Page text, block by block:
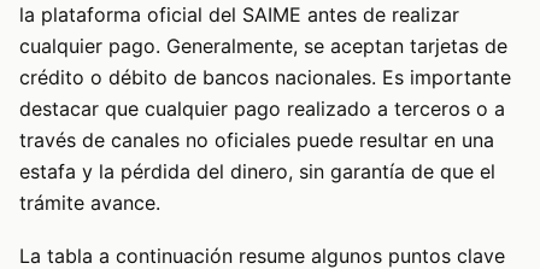
la plataforma oficial del SAIME antes de realizar
cualquier pago. Generalmente, se aceptan tarjetas de
crédito o débito de bancos nacionales. Es importante
destacar que cualquier pago realizado a terceros o a
través de canales no oficiales puede resultar en una
estafa y la pérdida del dinero, sin garantía de que el
trámite avance.
La tabla a continuación resume algunos puntos clave